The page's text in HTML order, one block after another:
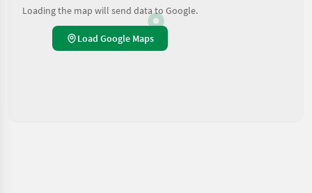
Loading the map will send data to Google.
Load Google Maps